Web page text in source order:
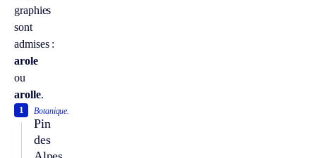
graphies
sont
admises :
arole
ou
arolle.
Botanique.
Pin
des
1